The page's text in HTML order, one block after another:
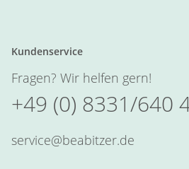
Kundenservice
Fragen? Wir helfen gern!
+49 (0) 8331/640
service@beabitzer.de